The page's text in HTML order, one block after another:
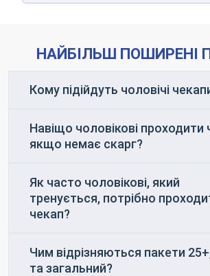
НАЙБІЛЬШ ПОШИРЕНІ
Кому підійдуть чоловічі
Навіщо чоловікові проходити
якщо немає скарг?
Як часто чоловікові, який
тренується, потрібно
чекап?
Чим відрізняються пакети
та загальний?